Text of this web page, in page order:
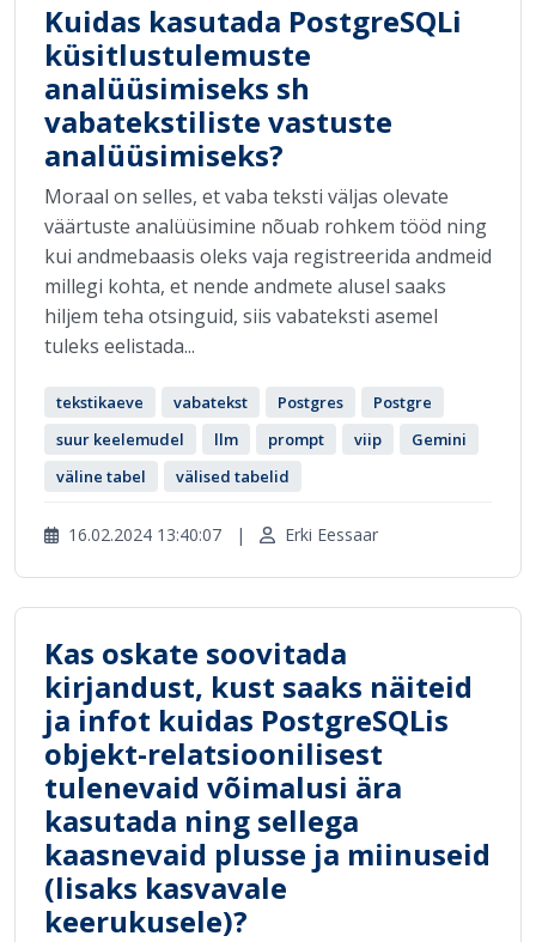
Kuidas kasutada PostgreSQLi
küsitlustulemuste
analüüsimiseks sh
vabatekstiliste vastuste
analüüsimiseks?
Moraal on selles, et vaba teksti väljas olevate
väärtuste analüüsimine nõuab rohkem tööd ning
kui andmebaasis oleks vaja registreerida andmeid
millegi kohta, et nende andmete alusel saaks
hiljem teha otsinguid, siis vabateksti asemel
tuleks eelistada...
tekstikaeve vabatekst Postgres
Postgre
suur keelemudel
llm prompt viip
Gemini
väline tabel
välised tabelid
16.02.2024 13:40:07 | Erki Eessaar
Kas oskate soovitada
kirjandust, kust saaks näiteid
ja infot kuidas PostgreSQLis
objekt-relatsioonilisest
tulenevaid võimalusi ära
kasutada ning sellega
kaasnevaid plusse ja miinuseid
(lisaks kasvavale
keerukusele)?